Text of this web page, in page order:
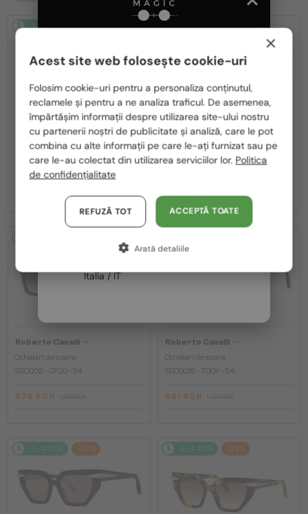
2-4 ZILE
Roberto Cavalli—
Ochelari de soare
SRC006 - 0300 - 63
2-4 ZILE -21%
Roberto Cavalli—
Ochelari de soare
SRC002S - 700Y - 54
Roberto Cavalli
Ochelari de soare
SRC002 - 0700 - 54
976 RON
Roberto Cavalli
Ochelari de soare
SRC001S - 700Y - 54
961 RON
2-4 ZILE -22% 2-4 ZILE -22%
România / RO
Polska / PL
Magyarország / HU
United Arab Emirates / EN
Austria / AT
Germania / DE
Franța / FR
Italia / IT
×
Acest site web folosește cookie-uri
Folosim cookie-uri pentru a personaliza conținutul,
reclamele și pentru a ne analiza traficul. De asemenea,
împărtășim informații despre utilizarea site-ului nostru
cu partenerii noștri de publicitate și analiză, care le pot
combina cu alte informații pe care le-ați furnizat sau pe
care le-au colectat din utilizarea serviciilor lor. Politica
de confidențialitate
ACCEPTĂ TOATE
REFUZĂ TOT
Arată detaliile